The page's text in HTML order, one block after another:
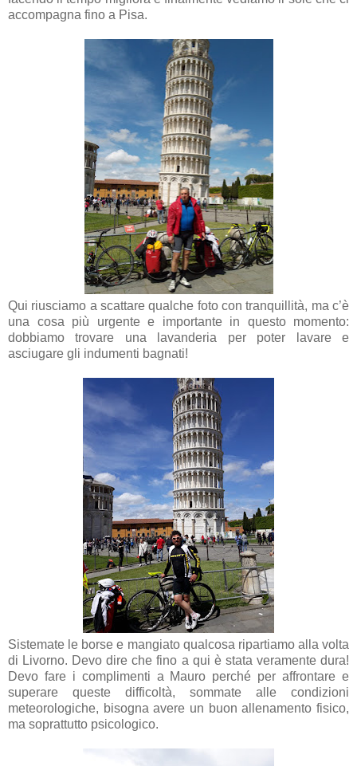
accompagna fino a Pisa.
Qui riusciamo a scattare qualche foto con tranquillità, ma c’è
una cosa più urgente e importante in questo momento:
dobbiamo trovare una lavanderia per poter lavare e
asciugare gli indumenti bagnati!
Sistemate le borse e mangiato qualcosa ripartiamo alla volta
di Livorno. Devo dire che fino a qui è stata veramente dura!
Devo fare i complimenti a Mauro perché per affrontare e
superare queste difficoltà, sommate alle condizioni
meteorologiche, bisogna avere un buon allenamento fisico,
ma soprattutto psicologico.